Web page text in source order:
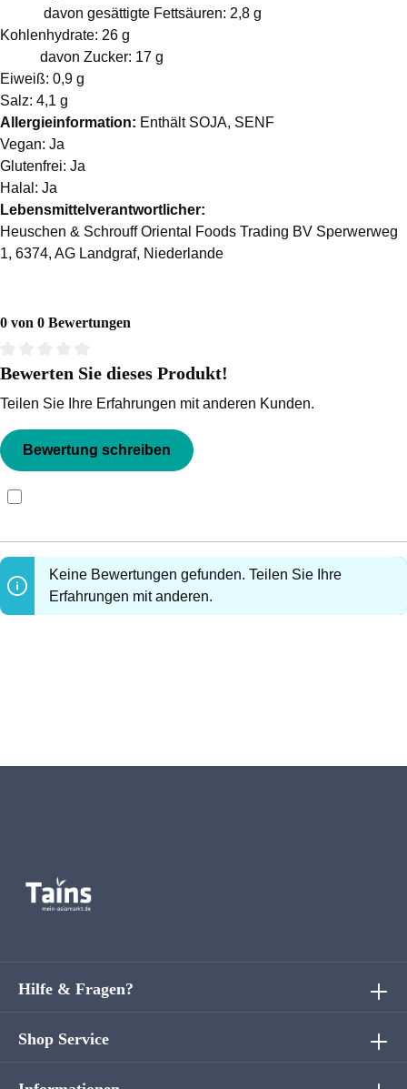
davon gesättigte Fettsäuren: 2,8 g
Kohlenhydrate: 26 g
davon Zucker: 17 g
Eiweiß: 0,9 g
Salz: 4,1 g
Allergieinformation: Enthält SOJA, SENF
Vegan: Ja
Glutenfrei: Ja
Halal: Ja
Lebensmittelverantwortlicher:
Heuschen & Schrouff Oriental Foods Trading BV Sperwerweg
1, 6374, AG Landgraf, Niederlande
0 von 0 Bewertungen
Durchschnittliche Bewertung von 0 von 5 Sternen
Bewerten Sie dieses Produkt!
Teilen Sie Ihre Erfahrungen mit anderen Kunden.
Bewertung schreiben
Keine Bewertungen gefunden. Teilen Sie Ihre
Erfahrungen mit anderen.
Hilfe & Fragen?
Shop Service